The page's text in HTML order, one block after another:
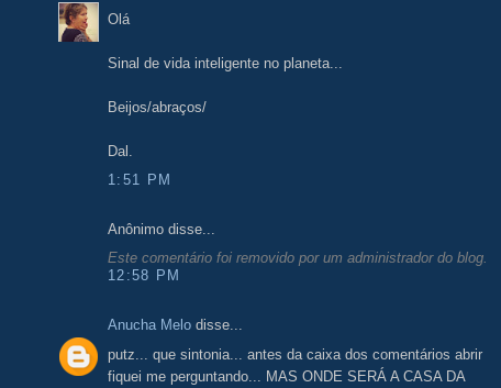
Olá
Sinal de vida inteligente no planeta...
Beijos/abraços/
Dal.
1:51 PM
Anônimo disse...
Este comentário foi removido por um administrador do blog.
12:58 PM
Anucha Melo disse...
putz... que sintonia... antes da caixa dos comentários abrir
fiquei me perguntando... MAS ONDE SERÁ A CASA DA